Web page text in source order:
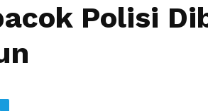
Polisi